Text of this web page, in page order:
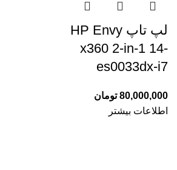
لپ تاپ HP Envy
x360 2-in-1 14-
es0033dx-i7
80,000,000 تومان
اطلاعات بیشتر